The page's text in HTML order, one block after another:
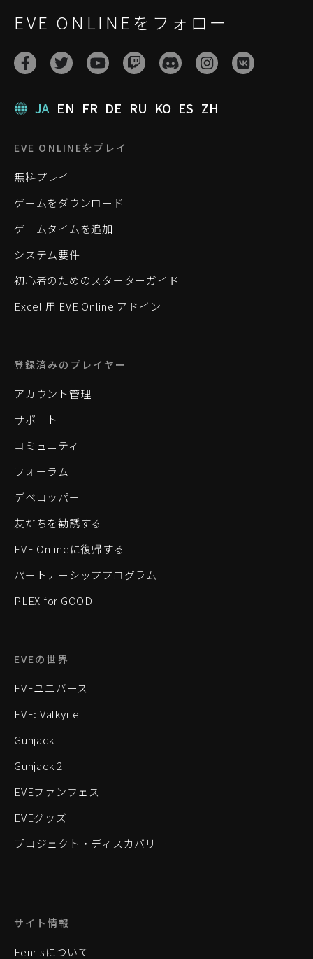
EVE ONLINEをフォロー
JA EN FR DE RU KO ES ZH
EVE ONLINEをプレイ
無料プレイ
ゲームをダウンロード
ゲームタイムを追加
システム要件
初心者のためのスターターガイド
Excel 用 EVE Online アドイン
登録済みのプレイヤー
アカウント管理
サポート
コミュニティ
フォーラム
デベロッパー
友だちを勧誘する
EVE Onlineに復帰する
パートナーシッププログラム
PLEX for GOOD
EVEの世界
EVEユニバース
EVE: Valkyrie
Gunjack
Gunjack 2
EVEファンフェス
EVEグッズ
プロジェクト・ディスカバリー
サイト情報
Fenrisについて